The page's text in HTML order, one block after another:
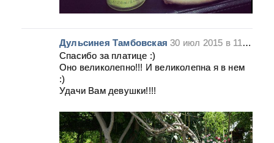
Дульсинея Тамбовская 30 июл 2015 в 11:40
Спасибо за платице :)
Оно великолепно!!! И великолепна я в нем
:)
Удачи Вам девушки!!!!